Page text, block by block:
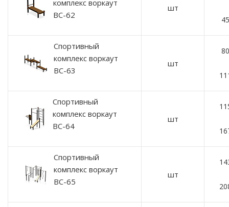
комплекс воркаут
ВС-62
шт
Спортивный
комплекс воркаут
ВС-63
шт
Спортивный
комплекс воркаут
ВС-64
шт
Спортивный
комплекс воркаут
ВС-65
шт